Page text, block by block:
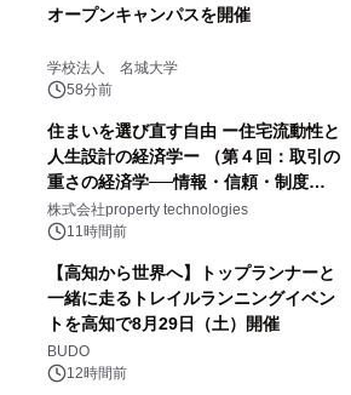
オープンキャンパスを開催
学校法人 名城大学
58分前
住まいを選び直す自由 ー住宅流動性と
人生設計の経済学ー （第４回：取引の
重さの経済学──情報・信頼・制度を
PropTechはどう組み替えるか）｜
PropTech-Lab
株式会社property technologies
11時間前
【高知から世界へ】トップランナーと
一緒に走るトレイルランニングイベン
トを高知で8月29日（土）開催
BUDO
12時間前